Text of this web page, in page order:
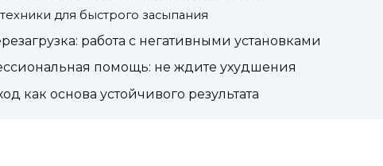
для быстрого засыпания
работа с негативными установками
помощь: не ждите ухудшения
как основа устойчивого результата